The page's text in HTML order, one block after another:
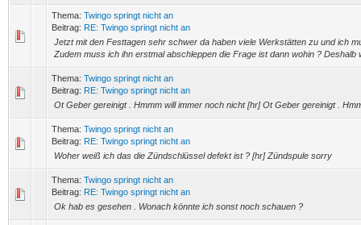
Thema: Twingo springt nicht an
Beitrag: RE: Twingo springt nicht an
Jetzt mit den Festtagen sehr schwer da haben viele Werkstätten zu und ich
Zudem muss ich ihn erstmal abschleppen die Frage ist dann wohin ? Deshalb
Thema: Twingo springt nicht an
Beitrag: RE: Twingo springt nicht an
Ot Geber gereinigt . Hmmm will immer noch nicht [hr] Ot Geber gereinigt .
Thema: Twingo springt nicht an
Beitrag: RE: Twingo springt nicht an
Woher weiß ich das die Zündschlüssel defekt ist ? [hr] Zündspule sorry
Thema: Twingo springt nicht an
Beitrag: RE: Twingo springt nicht an
Ok hab es gesehen . Wonach könnte ich sonst noch schauen ?